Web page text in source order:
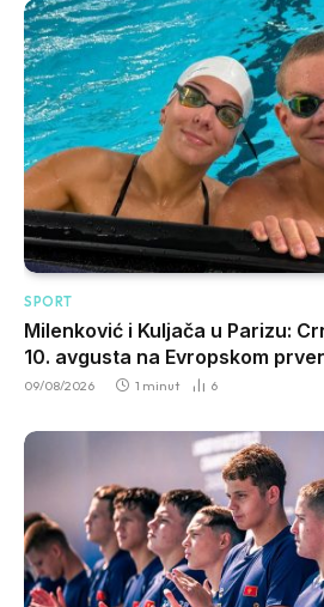
SPORT
Milenković i Kuljača u Parizu:
10. avgusta na Evropskom
09/08/2026 1 minut 6